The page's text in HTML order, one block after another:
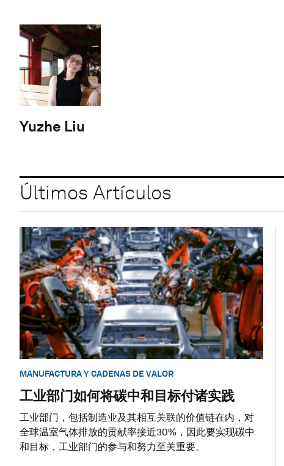
Yuzhe Liu
Últimos Artículos
MANUFACTURA Y CADENAS DE VALOR
工业部门如何将碳中和目标付诸实践
工业部门，包括制造业及其相互关联的价值链在内，对
全球温室气体排放的贡献率接近30%，因此要实现碳中
和目标，工业部门的参与和努力至关重要。